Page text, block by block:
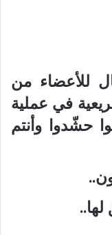
للأعضاء من
في عملية
حشّدوا وأنتم